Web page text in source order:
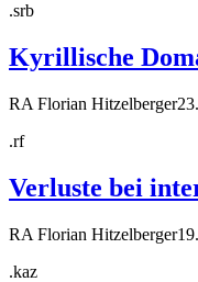
.srb
Kyrillische
RA Florian Hitzelberger
.rf
Verluste bei
RA Florian Hitzelberger
.kaz